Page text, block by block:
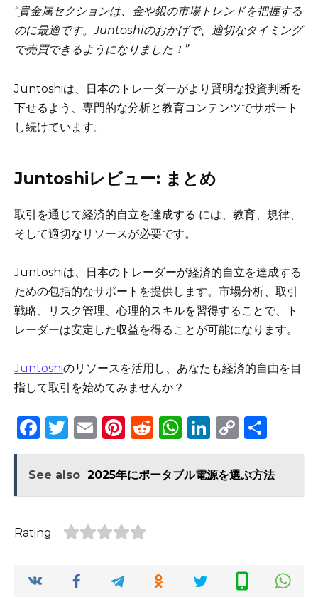
“貴金属セクションは、金や銀の市場トレンドを把握する
のに最適です。Juntoshiのおかげで、適切なタイミング
で売買できるようになりました！”
Juntoshiは、日本のトレーダーがより賢明な投資判断を
下せるよう、専門的な分析と教育コンテンツでサポート
し続けています。
Juntoshiレビュー: まとめ
取引を通じて経済的自立を達成する には、教育、規律、
そして適切なリソースが必要です。
Juntoshiは、日本のトレーダーが経済的自立を達成する
ための包括的なサポートを提供します。市場分析、取引
戦略、リスク管理、心理的スキルを習得することで、ト
レーダーは安定した収益を得ることが可能になります。
Juntoshiのリソースを活用し、あなたも経済的自由を目
指して取引を始めてみませんか？
F
c
e
o
k
T
it
te
r
E
ai
l
Pi
te
re
st
R
d
di
W
a
ts
Li
k
e
C
p
y
k
ar
e
See also 2025年にポータブル電源を選ぶ方法
Rating